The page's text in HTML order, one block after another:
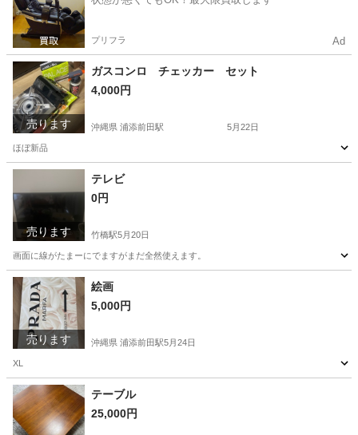
プリフラ Ad
売ります
ガスコンロ チェッカー セット
4,000円
沖縄県 浦添前田駅 5月22日
ほぼ新品
沖縄 中頭郡 浦添前田駅
売ります
テレビ
0円
竹橋駅5月20日
画面に線がたまーにでますがまだ全然使えます。
東京 千代田区 竹橋駅
売ります
絵画
5,000円
沖縄県 浦添前田駅5月24日
XL
沖縄 中頭郡 浦添前田駅
テーブル
25,000円